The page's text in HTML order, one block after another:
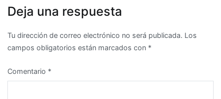
Deja una respuesta
Tu dirección de correo electrónico no será publicada. Los
campos obligatorios están marcados con *
Comentario *